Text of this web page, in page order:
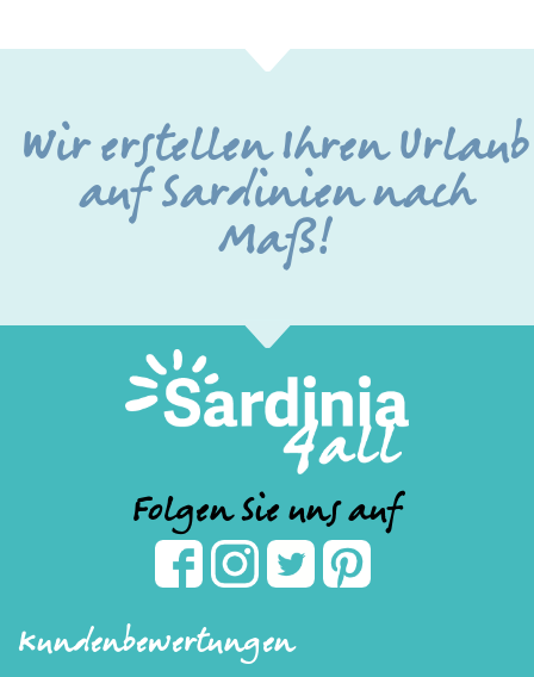
Wir erstellen Ihren Urlaub
auf Sardinien nach
Maß!
Folgen Sie uns auf
Kundenbewertungen